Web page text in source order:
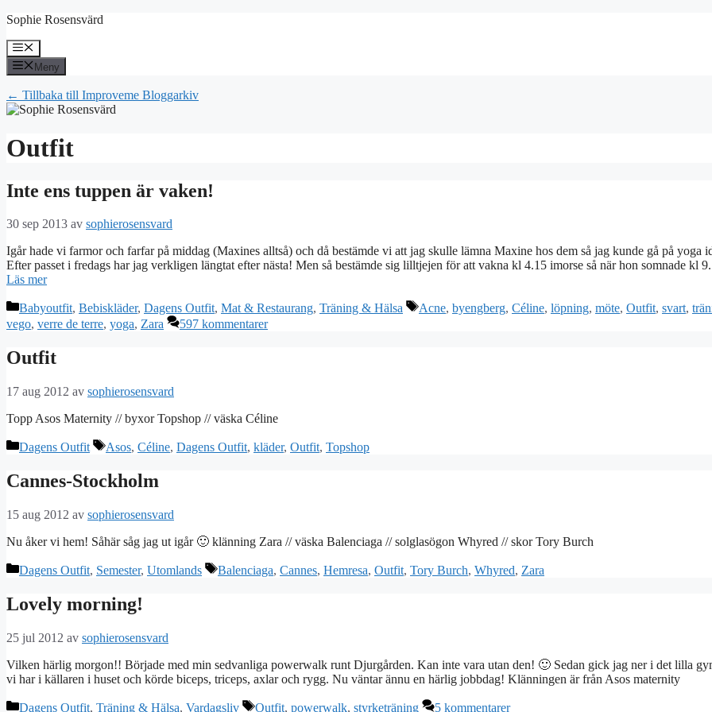
Hoppa
innehåll
Sophie Rosensvärd
Meny
Meny
← Tillbaka till Improveme Bloggarkiv
Outfit
Inte ens tuppen är vaken!
30 sep 2013 av sophierosensvard
Igår hade vi farmor och farfar på middag (Maxines alltså) och då bestämde vi att jag skulle lämna Maxine hos dem så jag kunde gå på yoga
Efter passet i fredags har jag verkligen längtat efter nästa! Men så bestämde sig lilltjejen för att vakna kl 4.15 imorse så när hon somnade kl
Läs mer
Kategorier
Babyoutfit, Bebiskläder, Dagens Outfit, Mat & Restaurang, Träning & Hälsa Etiketter
Acne, byengberg, Céline, löpning, möte, Outfit, svart,
vego, verre de terre, yoga, Zara 597 kommentarer
Outfit
17 aug 2012 av sophierosensvard
Topp Asos Maternity // byxor Topshop // väska Céline
Kategorier
Dagens Outfit Etiketter
Asos, Céline, Dagens Outfit, kläder, Outfit, Topshop
Cannes-Stockholm
15 aug 2012 av sophierosensvard
Nu åker vi hem! Såhär såg jag ut igår 🙂 klänning Zara // väska Balenciaga // solglasögon Whyred // skor Tory Burch
Kategorier
Dagens Outfit, Semester, Utomlands Etiketter
Balenciaga, Cannes, Hemresa, Outfit, Tory Burch, Whyred, Zara
Lovely morning!
25 jul 2012 av sophierosensvard
Vilken härlig morgon!! Började med min sedvanliga powerwalk runt Djurgården. Kan inte vara utan den! 🙂 Sedan gick jag ner i det lilla
vi har i källaren i huset och körde biceps, triceps, axlar och rygg. Nu väntar ännu en härlig jobbdag! Klänningen är från Asos maternity
Kategorier
Dagens Outfit, Träning & Hälsa, Vardagsliv Etiketter
Outfit, powerwalk, styrketräning 5 kommentarer